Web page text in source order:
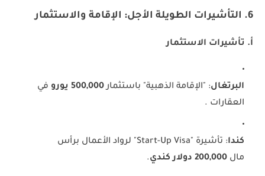
6. التأشيرات الطويلة الأجل: الإقامة والاستثمار
أ. تأشيرات الاستثمار
البرتغال: "الإقامة الذهبية" باستثمار500,000 يورو
في
العقارات .
كندا
: تأشيرة "Start-Up Visa" لرواد الأعمال برأس
مال 200,000 دولار كندي .